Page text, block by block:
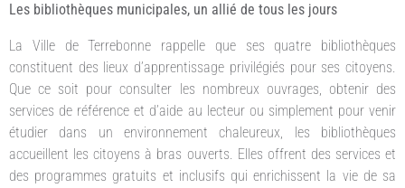
Les bibliothèques municipales, un allié de tous les jours
La Ville de Terrebonne rappelle que ses quatre bibliothèques
constituent des lieux d’apprentissage privilégiés pour ses citoyens.
Que ce soit pour consulter les nombreux ouvrages, obtenir des
services de référence et d’aide au lecteur ou simplement pour venir
étudier dans un environnement chaleureux, les bibliothèques
accueillent les citoyens à bras ouverts. Elles offrent des services et
des programmes gratuits et inclusifs qui enrichissent la vie de sa